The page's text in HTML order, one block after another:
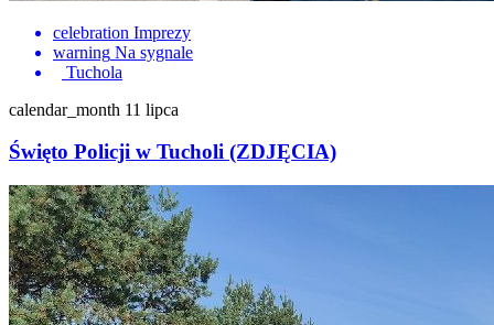
celebration Imprezy
warning Na sygnale
Tuchola
calendar_month 11 lipca
Święto Policji w Tucholi (ZDJĘCIA)